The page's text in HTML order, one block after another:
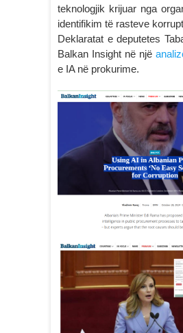
teknologjik krijuar nga
identifikim të rasteve
Deklaratat e deputetes
Balkan Insight në një
e IA në prokurime.